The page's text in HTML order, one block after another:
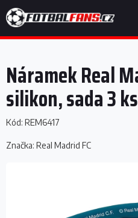
na
obsah
Náramek Real
silikon, sada 3 ks
Kód: REM6417
Značka: Real Madrid FC